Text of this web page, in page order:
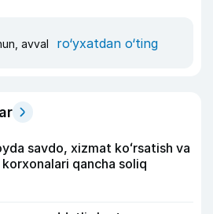
avval ro‘yxatdan o‘ting
savdo, xizmat koʻrsatish va
qancha soliq